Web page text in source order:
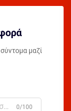
μαζί
0/100